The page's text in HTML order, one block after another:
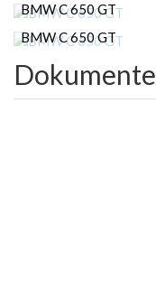
BMW C 650 GT
BMW C 650 GT
Dokumente